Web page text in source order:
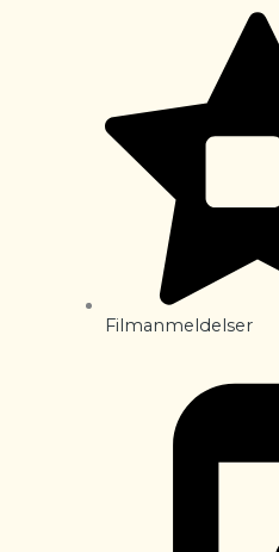
Filmanmeldelser